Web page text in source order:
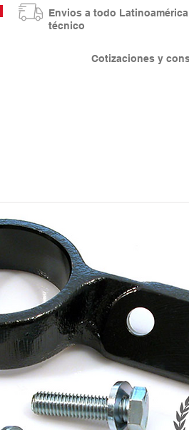
Cotizaciones y
Envios a todo
técnico